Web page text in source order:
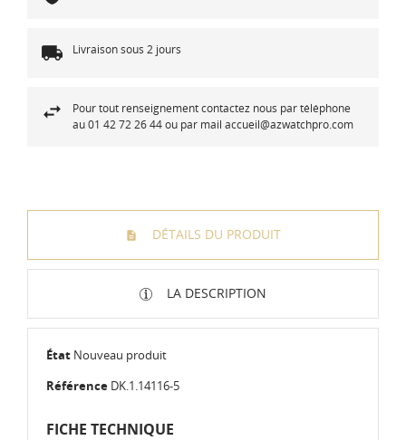
Livraison sous 2 jours
Pour tout renseignement contactez nous par téléphone
au 01 42 72 26 44 ou par mail accueil@azwatchpro.com
DÉTAILS DU PRODUIT
LA DESCRIPTION
État Nouveau produit
Référence DK.1.14116-5
FICHE TECHNIQUE